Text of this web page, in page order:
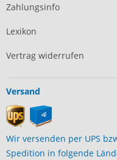
Zahlungsinfo
Lexikon
Vertrag widerrufen
Versand
Wir versenden per UPS
Spedition in folgende